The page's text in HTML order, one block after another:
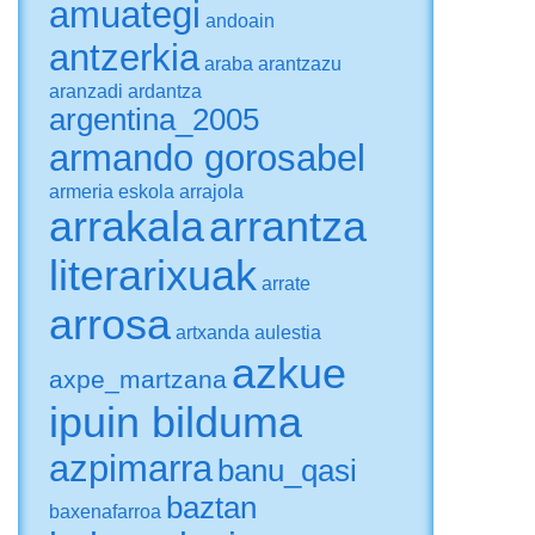
amuategi andoain
antzerkia araba arantzazu
aranzadi ardantza
argentina_2005
armando gorosabel
armeria eskola arrajola
arrakalaarrantza
literarixuak arrate
arrosa artxanda aulestia
axpe_martzana azkue
ipuin bilduma
azpimarra banu_qasi
baxenafarroa baztan